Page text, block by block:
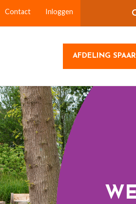
Contact Inloggen
AFDELING